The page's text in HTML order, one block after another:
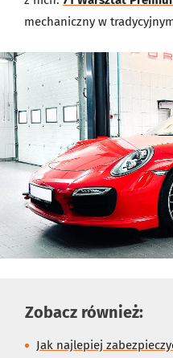
mechaniczny w
Zobacz również:
Jak najlepiej